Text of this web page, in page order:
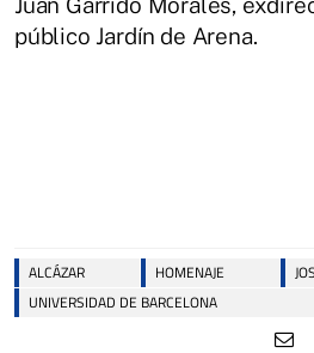
público Jardín de Arena.
ALCÁZAR HOMENAJE
UNIVERSIDAD DE BARCELONA